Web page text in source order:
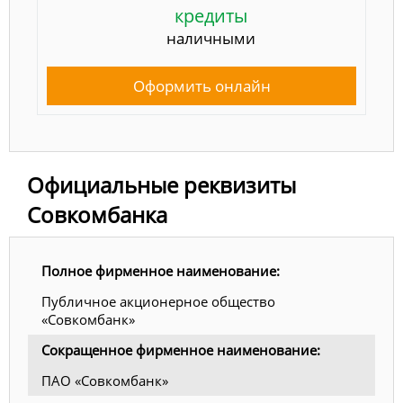
кредиты
наличными
Оформить онлайн
Официальные реквизиты
Совкомбанка
Полное фирменное наименование:
Публичное акционерное общество
«Совкомбанк»
Сокращенное фирменное наименование:
ПАО «Совкомбанк»